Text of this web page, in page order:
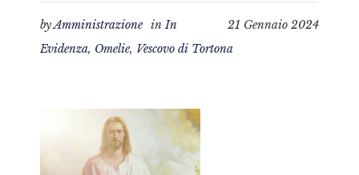
21 Gennaio 2024
byAmministrazione inIn
Evidenza, Omelie, Vescovo di Tortona